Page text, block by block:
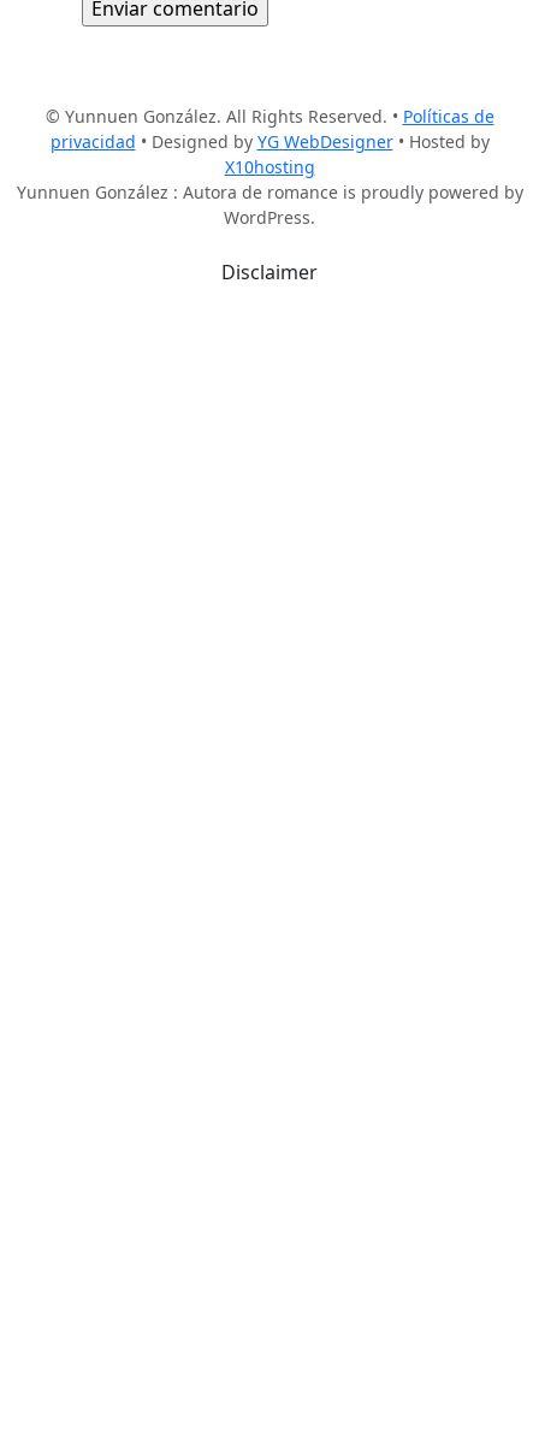
© Yunnuen González. All Rights Reserved. • Políticas de
privacidad • Designed by YG WebDesigner• Hosted by
X10hosting
Yunnuen González : Autora de romance is proudly powered by
WordPress.
Disclaimer